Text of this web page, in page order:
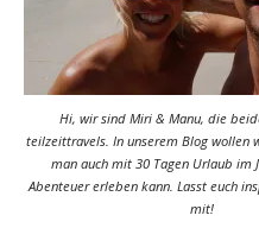
Hi, wir sind Miri & Manu, die
teilzeittravels. In unserem Blog wollen
man auch mit 30 Tagen Urlaub im
Abenteuer erleben kann. Lasst euch
mit!